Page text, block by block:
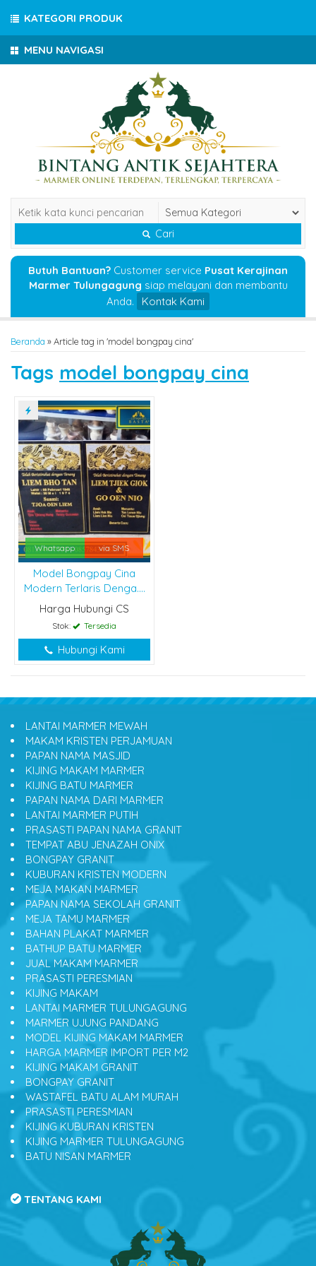
MENU NAVIGASI
Cari
Butuh Bantuan? Customer service Pusat Kerajinan
Marmer Tulungagung siap melayani dan membantu
Anda.
Kontak Kami
Beranda »Article tag in 'model bongpay cina'
Tags model bongpay cina
Whatsapp via SMS
Model Bongpay Cina
Modern Terlaris Denga....
Harga Hubungi CS
Stok: Tersedia
Hubungi Kami
KATEGORI PRODUK
LANTAI MARMER MEWAH
MAKAM KRISTEN PERJAMUAN
PAPAN NAMA MASJID
KIJING MAKAM MARMER
KIJING BATU MARMER
PAPAN NAMA DARI MARMER
LANTAI MARMER PUTIH
PRASASTI PAPAN NAMA GRANIT
TEMPAT ABU JENAZAH ONIX
BONGPAY GRANIT
KUBURAN KRISTEN MODERN
MEJA MAKAN MARMER
PAPAN NAMA SEKOLAH GRANIT
MEJA TAMU MARMER
BAHAN PLAKAT MARMER
BATHUP BATU MARMER
JUAL MAKAM MARMER
PRASASTI PERESMIAN
KIJING MAKAM
LANTAI MARMER TULUNGAGUNG
MARMER UJUNG PANDANG
MODEL KIJING MAKAM MARMER
HARGA MARMER IMPORT PER M2
KIJING MAKAM GRANIT
BONGPAY GRANIT
WASTAFEL BATU ALAM MURAH
PRASASTI PERESMIAN
KIJING KUBURAN KRISTEN
KIJING MARMER TULUNGAGUNG
BATU NISAN MARMER
TENTANG KAMI